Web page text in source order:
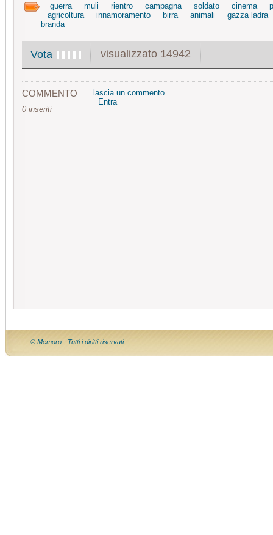
guerra muli rientro campagna soldato cinema
agricoltura
innamoramento birra animali
gazza ladra
branda
Vota visualizzato 14942
COMMENTO
0 inseriti
lascia un commento
Entra
© Memoro - Tutti i diritti riservati